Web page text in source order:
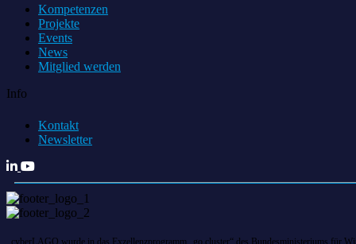
Kompetenzen
Projekte
Events
News
Mitglied werden
Info
Kontakt
Newsletter
cyberLAGO wurde in das Exzellenzprogramm „go cluster“ des Bundesministeriums für